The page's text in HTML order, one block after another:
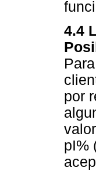
4.4
por
pI%